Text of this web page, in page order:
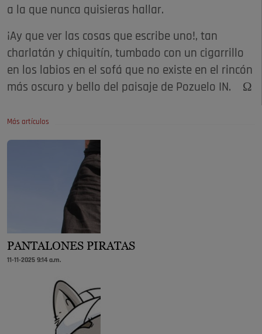
a la que nunca quisieras hallar.
¡Ay que ver las cosas que escribe uno!, tan
charlatán y chiquitín, tumbado con un cigarrillo
en los labios en el sofá que no existe en el rincón
más oscuro y bello del paisaje de Pozuelo IN. Ω
Más artículos
PANTALONES PIRATAS
11-11-2025 9:14 a.m.